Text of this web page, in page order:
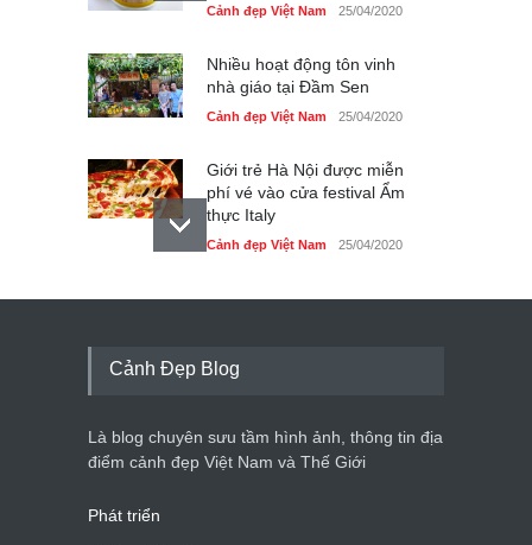
Cảnh đẹp Việt Nam 25/04/2020
Nhiều hoạt động tôn vinh
nhà giáo tại Đầm Sen
Cảnh đẹp Việt Nam 25/04/2020
Giới trẻ Hà Nội được miễn
phí vé vào cửa festival Ẩm
thực Italy
Cảnh đẹp Việt Nam 25/04/2020
Tam giác mạch khoe sắc
du lịch quốc gia
Cảnh đẹp Việt Nam 24/04/2020
Cảnh Đẹp Blog
Là blog chuyên sưu tầm hình ảnh, thông tin địa
điểm cảnh đẹp Việt Nam và Thế Giới
Phát triển